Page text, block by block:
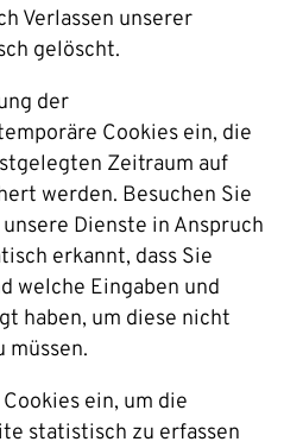
Verlassen unserer
gelöscht.
der
Cookies ein, die
Zeitraum auf
werden. Besuchen Sie
Dienste in Anspruch
erkannt, dass Sie
welche Eingaben und
haben, um diese nicht
müssen.
ein, um die
statistisch zu erfassen